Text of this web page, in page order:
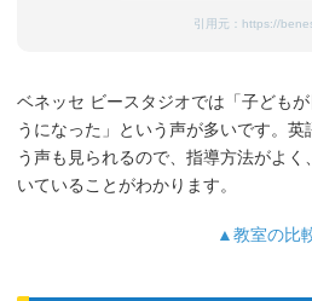
引用元： https://
ベネッセ ビースタジオでは「子ども
うになった」という声が多いです。
う声も見られるので、指導方法がよ
いていることがわかります。
▲教室の比